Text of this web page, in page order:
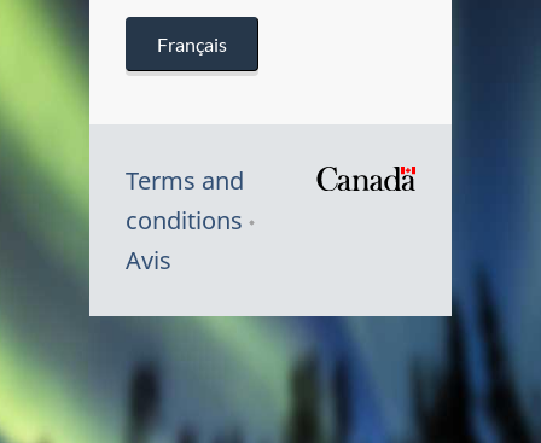
Français
Terms and
conditions
Avis
Canada